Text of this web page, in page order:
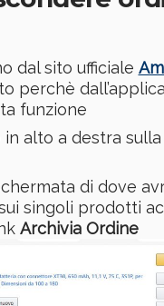
dal sito ufficiale
perchè
funzione
in alto a destra
di dove
singoli prodotti
Archivia Ordine